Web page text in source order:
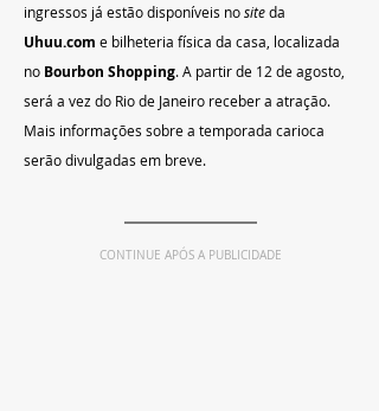
ingressos já estão disponíveis no site da
Uhuu.com e bilheteria física da casa, localizada
no Bourbon Shopping. A partir de 12 de agosto,
será a vez do Rio de Janeiro receber a atração.
Mais informações sobre a temporada carioca
serão divulgadas em breve.
CONTINUE APÓS A PUBLICIDADE